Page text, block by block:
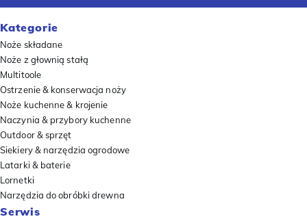
Kategorie
Noże składane
Noże z głownią stałą
Multitoole
Ostrzenie & konserwacja noży
Noże kuchenne & krojenie
Naczynia & przybory kuchenne
Outdoor & sprzęt
Siekiery & narzędzia ogrodowe
Latarki & baterie
Lornetki
Narzędzia do obróbki drewna
Serwis